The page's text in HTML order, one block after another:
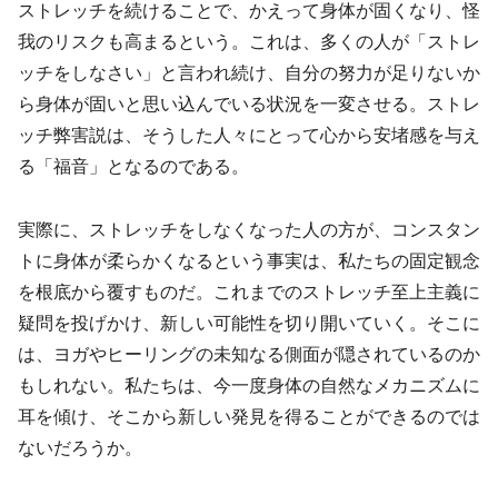
ストレッチを続けることで、かえって身体が固くなり、怪
我のリスクも高まるという。これは、多くの人が「ストレ
ッチをしなさい」と言われ続け、自分の努力が足りないか
ら身体が固いと思い込んでいる状況を一変させる。ストレ
ッチ弊害説は、そうした人々にとって心から安堵感を与え
る「福音」となるのである。
実際に、ストレッチをしなくなった人の方が、コンスタン
トに身体が柔らかくなるという事実は、私たちの固定観念
を根底から覆すものだ。これまでのストレッチ至上主義に
疑問を投げかけ、新しい可能性を切り開いていく。そこに
は、ヨガやヒーリングの未知なる側面が隠されているのか
もしれない。私たちは、今一度身体の自然なメカニズムに
耳を傾け、そこから新しい発見を得ることができるのでは
ないだろうか。